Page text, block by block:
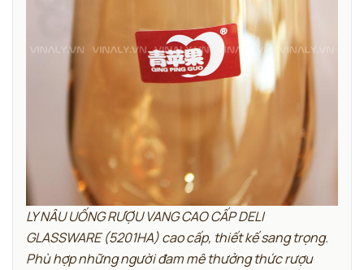
LY NÂU UỐNG RƯỢU VANG CAO CẤP DELI
GLASSWARE (5201HA) cao cấp, thiết kế sang trọng.
Phù hợp những người đam mê thưởng thức rượu